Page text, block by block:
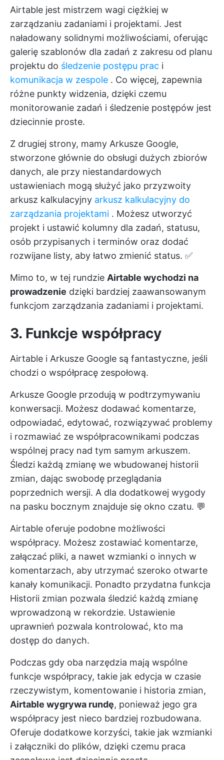
Airtable jest mistrzem wagi ciężkiej w
zarządzaniu zadaniami i projektami. Jest
naładowany solidnymi możliwościami, oferując
galerię szablonów dla zadań z zakresu od planu
projektu do śledzenie postępu prac i
komunikacja w zespole . Co więcej, zapewnia
różne punkty widzenia, dzięki czemu
monitorowanie zadań i śledzenie postępów jest
dziecinnie proste.
Z drugiej strony, mamy Arkusze Google,
stworzone głównie do obsługi dużych zbiorów
danych, ale przy niestandardowych
ustawieniach mogą służyć jako przyzwoity
arkusz kalkulacyjny arkusz kalkulacyjny do
zarządzania projektami . Możesz utworzyć
projekt i ustawić kolumny dla zadań, statusu,
osób przypisanych i terminów oraz dodać
rozwijane listy, aby łatwo zmienić status. ✅
Mimo to, w tej rundzie Airtable wychodzi na
prowadzenie dzięki bardziej zaawansowanym
funkcjom zarządzania zadaniami i projektami.
3. Funkcje współpracy
Airtable i Arkusze Google są fantastyczne, jeśli
chodzi o współpracę zespołową.
Arkusze Google przodują w podtrzymywaniu
konwersacji. Możesz dodawać komentarze,
odpowiadać, edytować, rozwiązywać problemy
i rozmawiać ze współpracownikami podczas
wspólnej pracy nad tym samym arkuszem.
Śledzi każdą zmianę we wbudowanej historii
zmian, dając swobodę przeglądania
poprzednich wersji. A dla dodatkowej wygody
na pasku bocznym znajduje się okno czatu. 💬
Airtable oferuje podobne możliwości
współpracy. Możesz zostawiać komentarze,
załączać pliki, a nawet wzmianki o innych w
komentarzach, aby utrzymać szeroko otwarte
kanały komunikacji. Ponadto przydatna funkcja
Historii zmian pozwala śledzić każdą zmianę
wprowadzoną w rekordzie. Ustawienie
uprawnień pozwala kontrolować, kto ma
dostęp do danych.
Podczas gdy oba narzędzia mają wspólne
funkcje współpracy, takie jak edycja w czasie
rzeczywistym, komentowanie i historia zmian,
Airtable wygrywa rundę, ponieważ jego gra
współpracy jest nieco bardziej rozbudowana.
Oferuje dodatkowe korzyści, takie jak wzmianki
i załączniki do plików, dzięki czemu praca